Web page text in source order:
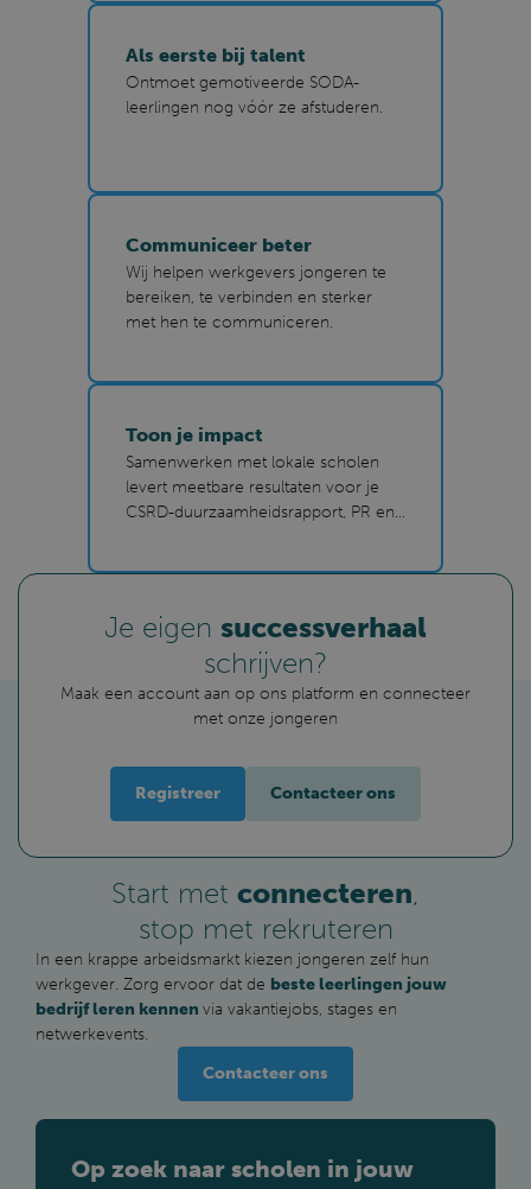
Als eerste bij talent
Ontmoet gemotiveerde SODA-
leerlingen nog vóór ze afstuderen.
Communiceer beter
Wij helpen werkgevers jongeren te
bereiken, te verbinden en sterker
met hen te communiceren.
Toon je impact
Samenwerken met lokale scholen
levert meetbare resultaten voor je
CSRD-duurzaamheidsrapport, PR en
Je eigen successverhaal
schrijven?
Maak een account aan op ons platform en connecteer
met onze jongeren
Registreer Contacteer ons
Start met connecteren,
stop met rekruteren
In een krappe arbeidsmarkt kiezen jongeren zelf hun
werkgever. Zorg ervoor dat de beste leerlingen jouw
bedrijf leren kennen via vakantiejobs, stages en
netwerkevents.
Contacteer ons
Op zoek naar scholen in jouw